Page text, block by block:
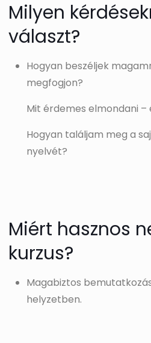
Milyen
választ?
Hogyan beszéljek
megfogjon?
Mit érdemes elmondani –
Hogyan találjam meg a
nyelvét?
Miért hasznos
kurzus?
Magabiztos
helyzetben.